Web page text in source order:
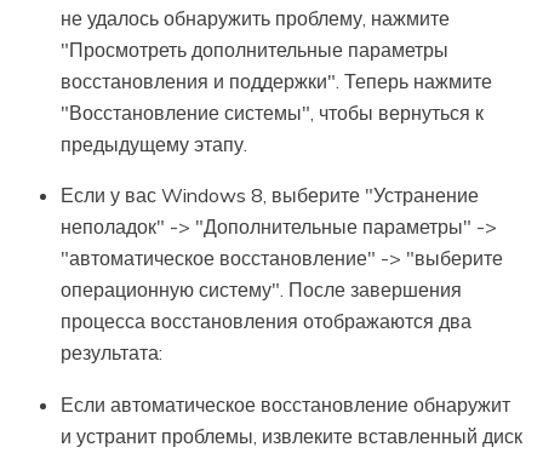
не удалось обнаружить проблему, нажмите
"Просмотреть дополнительные параметры
восстановления и поддержки". Теперь нажмите
"Восстановление системы", чтобы вернуться к
предыдущему этапу.
Если у вас Windows 8, выберите "Устранение
неполадок" -> "Дополнительные параметры" ->
"автоматическое восстановление" -> "выберите
операционную систему". После завершения
процесса восстановления отображаются два
результата:
Если автоматическое восстановление обнаружит
и устранит проблемы, извлеките вставленный диск